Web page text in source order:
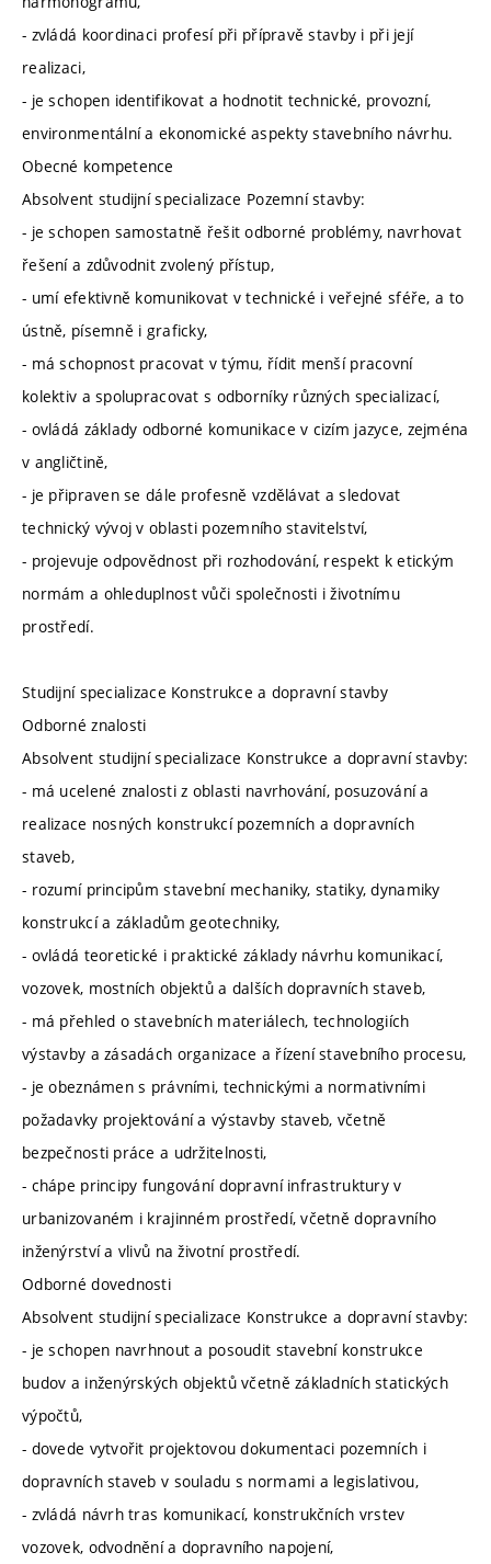
- zvládá koordinaci profesí při přípravě stavby i při její
realizaci,
- je schopen identifikovat a hodnotit technické, provozní,
environmentální a ekonomické aspekty stavebního návrhu.
Obecné kompetence
Absolvent studijní specializace Pozemní stavby:
- je schopen samostatně řešit odborné problémy, navrhovat
řešení a zdůvodnit zvolený přístup,
- umí efektivně komunikovat v technické i veřejné sféře, a to
ústně, písemně i graficky,
- má schopnost pracovat v týmu, řídit menší pracovní
kolektiv a spolupracovat s odborníky různých specializací,
- ovládá základy odborné komunikace v cizím jazyce, zejména
v angličtině,
- je připraven se dále profesně vzdělávat a sledovat
technický vývoj v oblasti pozemního stavitelství,
- projevuje odpovědnost při rozhodování, respekt k etickým
normám a ohleduplnost vůči společnosti i životnímu
prostředí.
Studijní specializace Konstrukce a dopravní stavby
Odborné znalosti
Absolvent studijní specializace Konstrukce a dopravní stavby:
- má ucelené znalosti z oblasti navrhování, posuzování a
realizace nosných konstrukcí pozemních a dopravních
staveb,
- rozumí principům stavební mechaniky, statiky, dynamiky
konstrukcí a základům geotechniky,
- ovládá teoretické i praktické základy návrhu komunikací,
vozovek, mostních objektů a dalších dopravních staveb,
- má přehled o stavebních materiálech, technologiích
výstavby a zásadách organizace a řízení stavebního procesu,
- je obeznámen s právními, technickými a normativními
požadavky projektování a výstavby staveb, včetně
bezpečnosti práce a udržitelnosti,
- chápe principy fungování dopravní infrastruktury v
urbanizovaném i krajinném prostředí, včetně dopravního
inženýrství a vlivů na životní prostředí.
Odborné dovednosti
Absolvent studijní specializace Konstrukce a dopravní stavby:
- je schopen navrhnout a posoudit stavební konstrukce
budov a inženýrských objektů včetně základních statických
výpočtů,
- dovede vytvořit projektovou dokumentaci pozemních i
dopravních staveb v souladu s normami a legislativou,
- zvládá návrh tras komunikací, konstrukčních vrstev
vozovek, odvodnění a dopravního napojení,